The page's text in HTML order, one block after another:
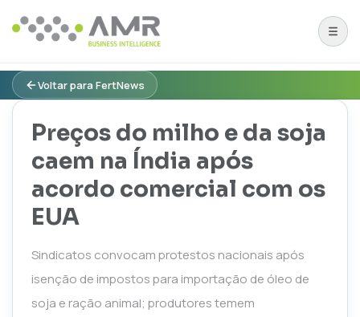
Voltar para FertNews
Preços do milho e da soja
caem na Índia após
acordo comercial com os
EUA
Sindicatos convocam protestos nacionais após
isenção de impostos para importação de óleo de
soja e ração animal; produtores temem